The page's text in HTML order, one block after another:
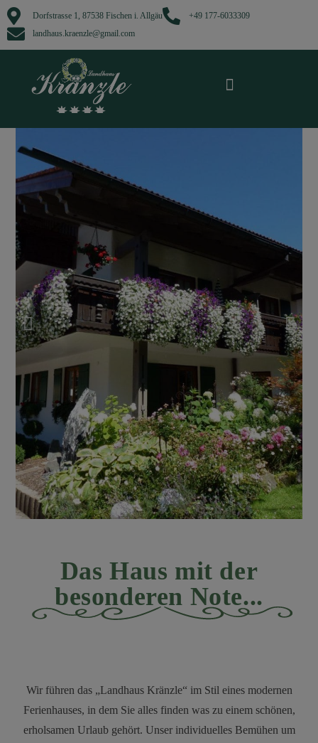
Dorfstrasse 1, 87538 Fischen i. Allgäu
+49 177-6033309​
landhaus.kraenzle@gmail.com
Herzlich
willkommen im
Landhaus
Entspannung in Fischen-
Langenwang im Allgäu
Das Haus mit der
besonderen Note...​
Wir führen das „Landhaus Kränzle“ im Stil eines modernen
Ferienhauses, in dem Sie alles finden was zu einem schönen,
erholsamen Urlaub gehört. Unser individuelles Bemühen um